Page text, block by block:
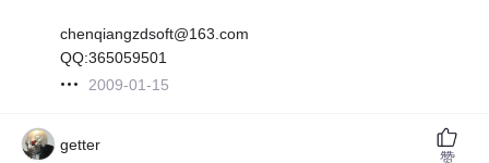
chenqiangzdsoft@163.com
QQ:365059501
2009-01-15
getter
赞